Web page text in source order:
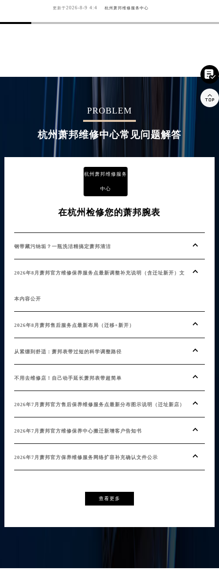
更新于2026-8-9 4:4 杭州萧邦维修服务中心
PROBLEM
杭州萧邦维修中心常见问题解答
杭州萧邦维修服务
中心
在杭州检修您的萧邦腕表
钢带藏污纳垢？一瓶洗洁精搞定萧邦清洁
2026年8月萧邦官方维修保养服务点最新调整补充说明（含迁址新开）文
本内容公开
2026年8月萧邦售后服务点最新布局（迁移+新开）
从紧绷到舒适：萧邦表带过短的科学调整路径
不用去维修店！自己动手延长萧邦表带超简单
2026年7月萧邦官方售后保养维修服务点最新分布图示说明（迁址新店）
2026年7月萧邦官方维修保养中心搬迁新增客户告知书
2026年7月萧邦官方保养维修服务网络扩容补充确认文件公示
查看更多

